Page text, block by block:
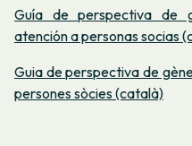
Guía de perspectiva de
atención a personas socias
Guia de perspectiva de
persones sòcies (català)